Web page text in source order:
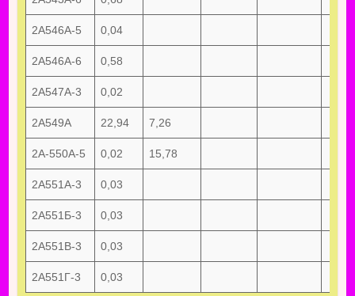
2А546А-5 0,04
2А546А-6 0,58
2А547А-3 0,02
2А549А 22,94 7,26
2А-550А-5 0,02 15,78
2А551А-3 0,03
2А551Б-3 0,03
2А551В-3 0,03
2А551Г-3 0,03